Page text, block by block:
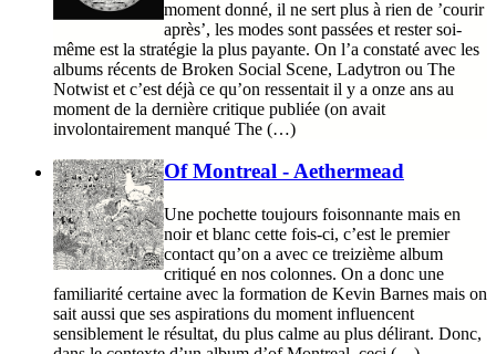
moment donné, il ne sert plus à rien de ’courir
après’, les modes sont passées et rester soi-
même est la stratégie la plus payante. On l’a constaté avec les
albums récents de Broken Social Scene, Ladytron ou The
Notwist et c’est déjà ce qu’on ressentait il y a onze ans au
moment de la dernière critique publiée (on avait
involontairement manqué The (…)
Of Montreal - Aethermead
Une pochette toujours foisonnante mais en
noir et blanc cette fois-ci, c’est le premier
contact qu’on a avec ce treizième album
critiqué en nos colonnes. On a donc une
familiarité certaine avec la formation de Kevin Barnes mais on
sait aussi que ses aspirations du moment influencent
sensiblement le résultat, du plus calme au plus délirant. Donc,